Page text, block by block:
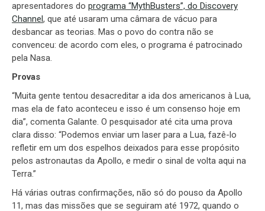
apresentadores do programa “MythBusters”, do Discovery
Channel, que até usaram uma câmara de vácuo para
desbancar as teorias. Mas o povo do contra não se
convenceu: de acordo com eles, o programa é patrocinado
pela Nasa.
Provas
“Muita gente tentou desacreditar a ida dos americanos à Lua,
mas ela de fato aconteceu e isso é um consenso hoje em
dia”, comenta Galante. O pesquisador até cita uma prova
clara disso: “Podemos enviar um laser para a Lua, fazê-lo
refletir em um dos espelhos deixados para esse propósito
pelos astronautas da Apollo, e medir o sinal de volta aqui na
Terra.”
Há várias outras confirmações, não só do pouso da Apollo
11, mas das missões que se seguiram até 1972, quando o